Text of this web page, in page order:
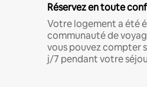
Réservez en toute
Votre logement a été
communauté de
vous pouvez compter
j/7 pendant votre